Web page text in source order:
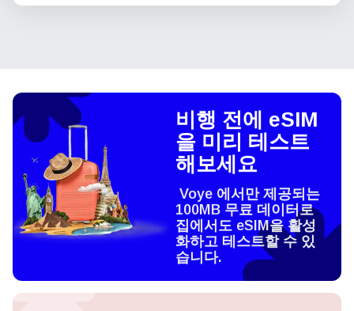
비행 전에 eSIM
을 미리 테스트
해보세요
Voye 에서만 제공되는
100MB 무료 데이터로
집에서도 eSIM을 활성
화하고 테스트할 수 있
습니다.